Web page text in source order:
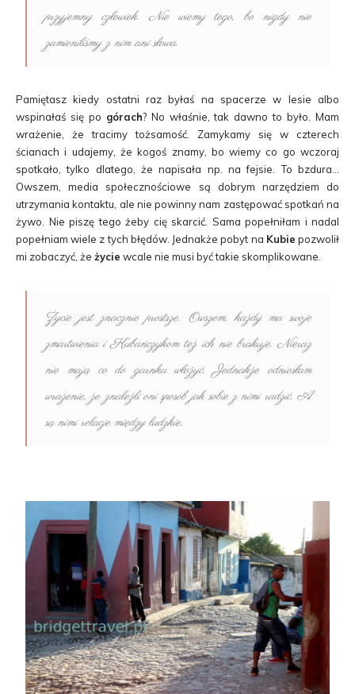
przyjemny człowiek. Nie wiemy tego, bo nigdy nie
zamieniliśmy z nim ani słowa.
Pamiętasz kiedy ostatni raz byłaś na spacerze w lesie albo
wspinałaś się po górach? No właśnie, tak dawno to było. Mam
wrażenie, że tracimy tożsamość. Zamykamy się w czterech
ścianach i udajemy, że kogoś znamy, bo wiemy co go wczoraj
spotkało, tylko dlatego, że napisała np. na fejsie. To bzdura…
Owszem, media społecznościowe są dobrym narzędziem do
utrzymania kontaktu, ale nie powinny nam zastępować spotkań na
żywo. Nie piszę tego żeby cię skarcić. Sama popełniłam i nadal
popełniam wiele z tych błędów. Jednakże pobyt na Kubie pozwolił
mi zobaczyć, że życie wcale nie musi być takie skomplikowane.
Życie jest znacznie prostsze. Owszem, każdy ma swoje
zmartwienia i Kubańczykom też ich nie brakuje. Nieraz
nie mają co do garnka włożyć. Jednakże odniosłam
wrażenie, że znaleźli oni sposób jak sobie z nimi radzić. A
są nimi relacje między ludzkie.